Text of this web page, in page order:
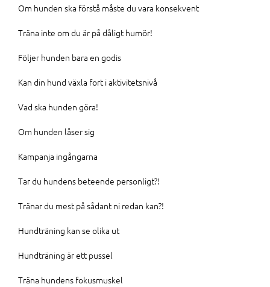
Om hunden ska förstå måste du vara konsekvent
Träna inte om du är på dåligt humör!
Följer hunden bara en godis
Kan din hund växla fort i aktivitetsnivå
Vad ska hunden göra!
Om hunden låser sig
Kampanja ingångarna
Tar du hundens beteende personligt?!
Tränar du mest på sådant ni redan kan?!
Hundträning kan se olika ut
Hundträning är ett pussel
Träna hundens fokusmuskel